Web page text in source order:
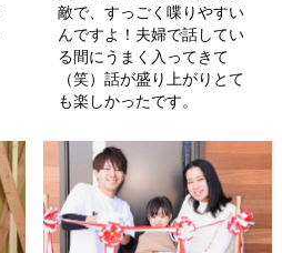
敵で、すっごく喋りやすい
んですよ！夫婦で話してい
る間にうまく入ってきて
（笑）話が盛り上がりとて
も楽しかったです。